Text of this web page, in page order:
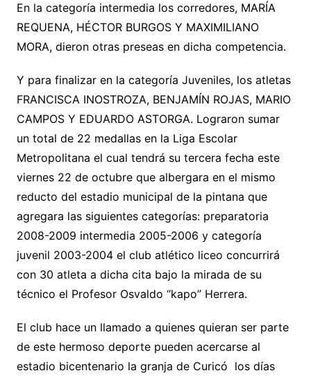
En la categoría intermedia los corredores, MARÍA
REQUENA, HÉCTOR BURGOS Y MAXIMILIANO
MORA, dieron otras preseas en dicha competencia.
Y para finalizar en la categoría Juveniles, los atletas
FRANCISCA INOSTROZA, BENJAMÍN ROJAS, MARIO
CAMPOS Y EDUARDO ASTORGA. Lograron sumar
un total de 22 medallas en la Liga Escolar
Metropolitana el cual tendrá su tercera fecha este
viernes 22 de octubre que albergara en el mismo
reducto del estadio municipal de la pintana que
agregara las siguientes categorías: preparatoria
2008-2009 intermedia 2005-2006 y categoría
juvenil 2003-2004 el club atlético liceo concurrirá
con 30 atleta a dicha cita bajo la mirada de su
técnico el Profesor Osvaldo “kapo” Herrera.
El club hace un llamado a quienes quieran ser parte
de este hermoso deporte pueden acercarse al
estadio bicentenario la granja de Curicó los días